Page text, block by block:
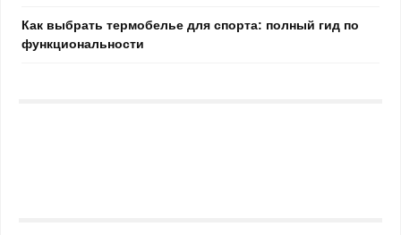
Как выбрать термобелье для спорта: полный гид по
функциональности